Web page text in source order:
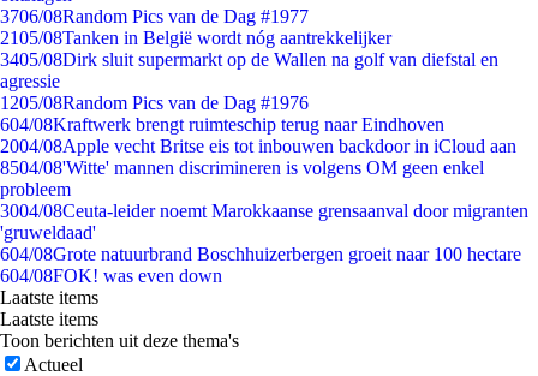
3706/08Random Pics van de Dag #1977
2105/08Tanken in België wordt nóg aantrekkelijker
3405/08Dirk sluit supermarkt op de Wallen na golf van diefstal en
agressie
1205/08Random Pics van de Dag #1976
604/08Kraftwerk brengt ruimteschip terug naar Eindhoven
2004/08Apple vecht Britse eis tot inbouwen backdoor in iCloud aan
8504/08'Witte' mannen discrimineren is volgens OM geen enkel
probleem
3004/08Ceuta-leider noemt Marokkaanse grensaanval door migranten
'gruweldaad'
604/08Grote natuurbrand Boschhuizerbergen groeit naar 100 hectare
604/08FOK! was even down
Laatste items
Laatste items
Toon berichten uit deze thema's
Actueel